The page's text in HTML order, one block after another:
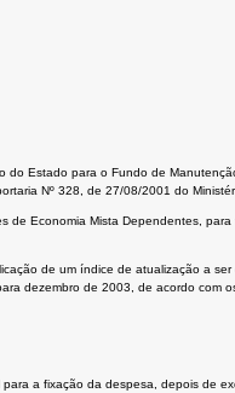
do Estado para o Fundo de
Nº 328, de 27/08/2001 do
de Economia Mista Dependentes,
de um índice de atualização a
dezembro de 2003, de acordo com
a fixação da despesa, depois de